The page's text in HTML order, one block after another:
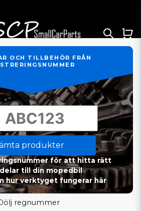
OCH TILLBEHÖR FRÅN
produkter
för att hitta rätt
till din mopedbil
hur verktyget fungerar här
regnummer